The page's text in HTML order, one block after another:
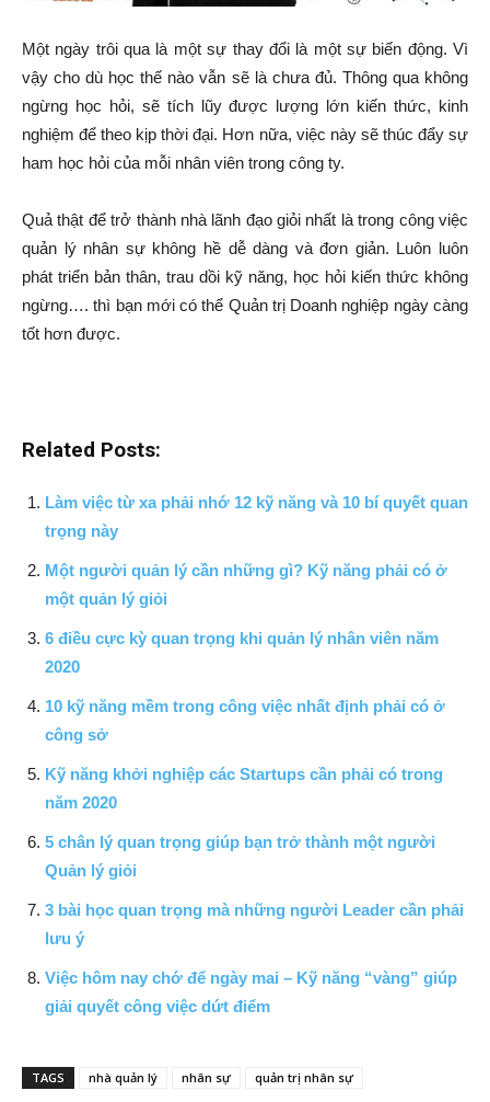
Một ngày trôi qua là một sự thay đổi là một sự biến động. Vì
vậy cho dù học thế nào vẫn sẽ là chưa đủ. Thông qua không
ngừng học hỏi, sẽ tích lũy được lượng lớn kiến thức, kinh
nghiệm để theo kịp thời đại. Hơn nữa, việc này sẽ thúc đẩy sự
ham học hỏi của mỗi nhân viên trong công ty.
Quả thật để trở thành nhà lãnh đạo giỏi nhất là trong công việc
quản lý nhân sự không hề dễ dàng và đơn giản. Luôn luôn
phát triển bản thân, trau dồi kỹ năng, học hỏi kiến thức không
ngừng…. thì bạn mới có thể Quản trị Doanh nghiệp ngày càng
tốt hơn được.
Related Posts:
Làm việc từ xa phải nhớ 12 kỹ năng và 10 bí quyết quan
trọng này
Một người quản lý cần những gì? Kỹ năng phải có ở
một quản lý giỏi
6 điều cực kỳ quan trọng khi quản lý nhân viên năm
2020
10 kỹ năng mềm trong công việc nhất định phải có ở
công sở
Kỹ năng khởi nghiệp các Startups cần phải có trong
năm 2020
5 chân lý quan trọng giúp bạn trở thành một người
Quản lý giỏi
3 bài học quan trọng mà những người Leader cần phải
lưu ý
Việc hôm nay chớ để ngày mai – Kỹ năng “vàng” giúp
giải quyết công việc dứt điểm
TAGS nhà quản lý nhân sự quản trị nhân sự